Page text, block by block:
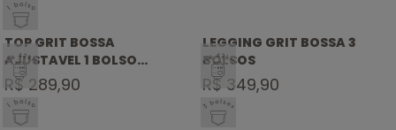
SELO
ATÉ
42KM
TOP GRIT BOSSA
AJUSTAVEL 1 BOLSO
NADADOR ALCAS
R$ 289,90
SELO
ATÉ
42KM
LEGGING GRIT BOSSA 3
BOLSOS
R$ 349,90